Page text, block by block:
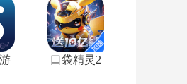
口袋精灵2